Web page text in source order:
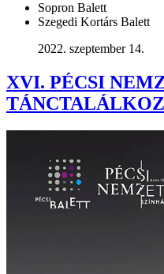
Sopron Balett
Szegedi Kortárs Balett
2022. szeptember 14.
XVI. PÉCSI